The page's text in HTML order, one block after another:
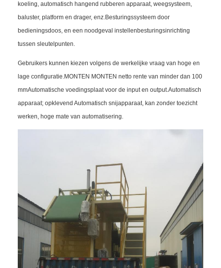
koeling, automatisch hangend rubberen apparaat, weegsysteem,
baluster, platform en drager, enz.Besturingssysteem door
bedieningsdoos, en een noodgeval instellenbesturingsinrichting
tussen sleutelpunten.
Gebruikers kunnen kiezen volgens de werkelijke vraag van hoge en
lage configuratie.MONTEN MONTEN netto rente van minder dan 100
mmAutomatische voedingsplaat voor de input en output.Automatisch
apparaat; opklevend Automatisch snijapparaat, kan zonder toezicht
werken, hoge mate van automatisering.